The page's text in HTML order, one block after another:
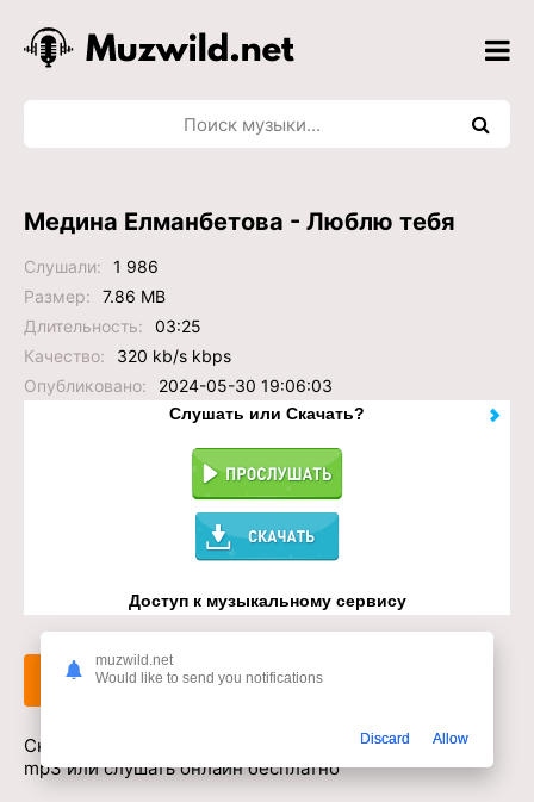
Медина Елманбетова - Люблю тебя
Слушали:
1 986
Размер:
7.86 MB
Длительность:
03:25
Качество:
320 kb/s kbps
Опубликовано:
2024-05-30 19:06:03
Слушать или Скачать?
Доступ к музыкальному сервису
Слушать
Скачать песню Медина Елманбетова - Люблю тебя в
mp3 или слушать онлайн бесплатно
muzwild.net
Would like to send you notifications
Discard Allow